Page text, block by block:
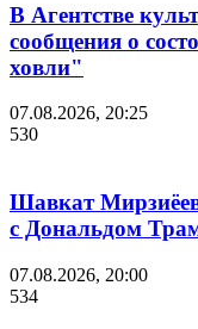
В Агентстве
сообщения о
ховли"
07.08.2026, 20:25
530
Шавкат
с Дональдом
07.08.2026, 20:00
534